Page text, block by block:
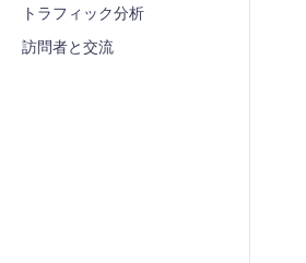
トラフィック分析
訪問者と交流